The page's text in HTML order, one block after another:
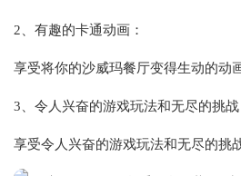
2、有趣的卡通动画：
享受将你的沙威玛餐厅变得生动的动
3、令人兴奋的游戏玩法和无尽的挑战
享受令人兴奋的游戏玩法和无尽的挑